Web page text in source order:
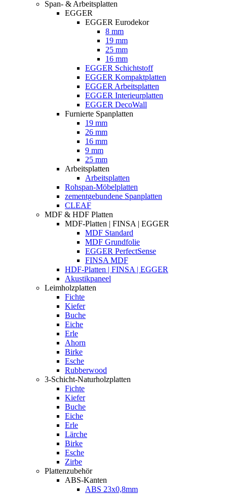
Span- & Arbeitsplatten
EGGER
EGGER Eurodekor
8 mm
19 mm
25 mm
16 mm
EGGER Schichtstoff
EGGER Kompaktplatten
EGGER Arbeitsplatten
EGGER Interieurplatten
EGGER DecoWall
Furnierte Spanplatten
19 mm
26 mm
16 mm
9 mm
25 mm
Arbeitsplatten
Arbeitsplatten
Rohspan-Möbelplatten
zementgebundene Spanplatten
CLEAF
MDF & HDF Platten
MDF-Platten | FINSA | EGGER
MDF Standard
MDF Grundfolie
EGGER PerfectSense
FINSA MDF
HDF-Platten | FINSA | EGGER
Akustikpaneel
Leimholzplatten
Fichte
Kiefer
Buche
Eiche
Erle
Ahorn
Birke
Esche
Rubberwood
3-Schicht-Naturholzplatten
Fichte
Kiefer
Buche
Eiche
Erle
Lärche
Birke
Esche
Zirbe
Plattenzubehör
ABS-Kanten
ABS 23x0,8mm